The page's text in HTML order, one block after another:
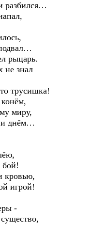
разбился…
рыцарь.
не знал
трусишка!
миру,
и днём…
бой!
кровью,
игрой!
-